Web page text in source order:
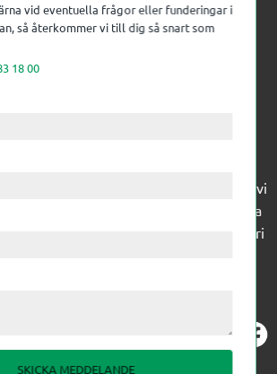
00
Fredag, 07-16
levererat kompetens till
övrig industri. Till träindustrin tillför vi
från timmerplanen hela
emballering och till övrig industri
sortiment av teknikprodukter med
till transmission och lager.
vid eventuella frågor eller funderingar i
så återkommer vi till dig så snart som
18 00
SKICKA MEDDELANDE